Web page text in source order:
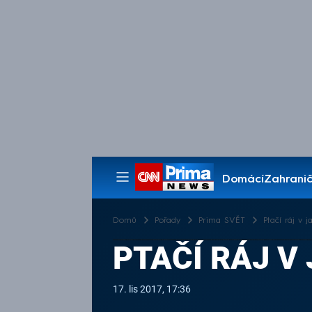
Domácí
Pořady
Domů Pořady Prima SVĚT Ptačí ráj v
PTAČÍ RÁJ V
17. lis 2017, 17:36